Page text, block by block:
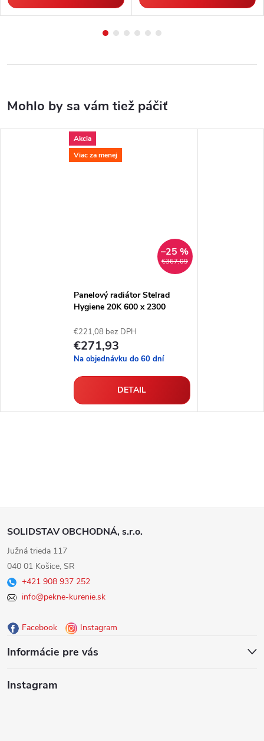
Akcia
Viac za menej
€367,09
–25 %
Panelový radiátor Stelrad
Hygiene 20K 600 x 2300
€221,08 bez DPH
€271,93
Na objednávku do 60 dní
DETAIL
Z
á
p
ä
e
SOLIDSTAV OBCHODNÁ, s.r.o.
Južná trieda 117
040 01 Košice, SR
+421 908 937 252
info@pekne-kurenie.sk
Facebook Instagram
Informácie pre vás
Instagram